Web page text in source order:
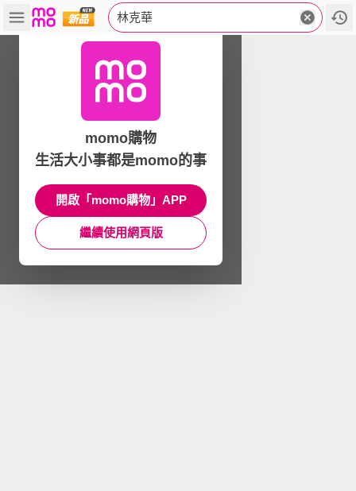
林克華
momo購物
生活大小事都是momo的事
開啟「momo購物」APP
繼續使用網頁版